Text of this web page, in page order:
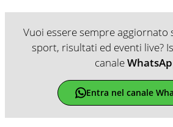
Vuoi essere sempre aggiornato
sport, risultati ed eventi live?
canale
Entra nel canale